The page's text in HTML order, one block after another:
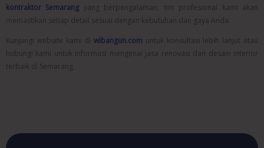
kontraktor Semarang yang berpengalaman, tim profesional kami akan
memastikan setiap detail sesuai dengan kebutuhan dan gaya Anda.
Kunjungi website kami diwibangun.com untuk konsultasi lebih lanjut atau
hubungi kami untuk informasi mengenai jasa renovasi dan desain interior
terbaik di Semarang.